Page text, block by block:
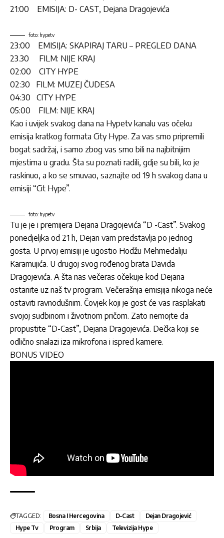
21:00 EMISIJA: D- CAST, Dejana Dragojevića
foto: hypetv
23:00 EMISIJA: SKAPIRAJ TARU – PREGLED DANA
23.30 FILM: NIJE KRAJ
02:00 CITY HYPE
02:30 FILM: MUZEJ ČUDESA
04:30 CITY HYPE
05:00 FILM: NIJE KRAJ
Kao i uvijek svakog dana na Hypetv kanalu vas očeku
emisija kratkog formata City Hype. Za vas smo pripremili
bogat sadržaj, i samo zbog vas smo bili na najbitnijim
mjestima u gradu. Šta su poznati radili, gdje su bili, ko je
raskinuo, a ko se smuvao, saznajte od 19 h svakog dana u
emisiji “Cit Hype”.
foto: hypetv
Tu je je i premijera Dejana Dragojevića “D -Cast”. Svakog
ponedjeljka od 21 h, Dejan vam predstavlja po jednog
gosta. U prvoj emisiji je ugostio Hodžu Mehmedaliju
Karamujića. U drugoj svog rođenog brata Davida
Dragojevića. A šta nas večeras očekuje kod Dejana
ostanite uz naš tv program. Večerašnja emisjija nikoga neće
ostaviti ravnodušnim. Čovjek koji je gost će vas rasplakati
svojoj sudbinom i životnom pričom. Zato nemojte da
propustite “D-Cast”, Dejana Dragojevića. Dečka koji se
odlično snalazi iza mikrofona i ispred kamere.
BONUS VIDEO
TAGGED: Bosna I Hercegovina D-Cast
Dejan Dragojević
Hype Tv
Program Srbija Televizija Hype